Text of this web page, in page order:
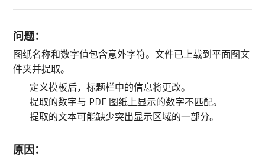
问题：
图纸名称和数字值包含意外字符。文件已上载到平面图文
件夹并提取。
​定义模板后，标题栏中的信息将更改。
提取的数字与 PDF 图纸上显示的数字不匹配。
提取的文本可能缺少突出显示区域的一部分。
原因：